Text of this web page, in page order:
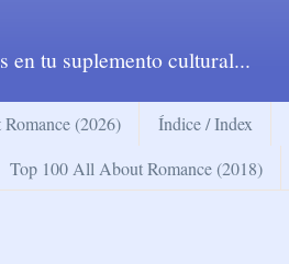
en tu suplemento cultural...
(2026) Índice / Index
Top 100 All About Romance (2018)